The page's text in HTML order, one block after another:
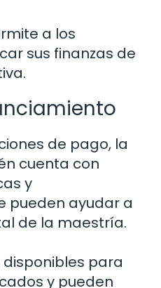
a los
sus finanzas de
de pago, la
cuenta con
y
pueden ayudar a
de la maestría.
para
y pueden